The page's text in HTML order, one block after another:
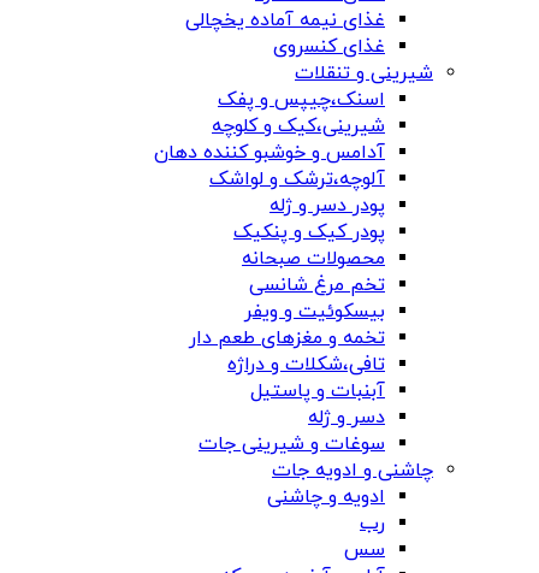
غذای نیمه آماده یخچالی
غذای کنسروی
شیرینی و تنقلات
اسنک،چیپس و پفک
شیرینی،کیک و کلوچه
آدامس و خوشبو کننده دهان
آلوچه،ترشک و لواشک
پودر دسر و ژله
پودر کیک و پنکیک
محصولات صبحانه
تخم مرغ شانسی
بیسکوئیت و ویفر
تخمه و مغزهای طعم دار
تافی،شکلات و دراژه
آبنبات و پاستیل
دسر و ژله
سوغات و شیرینی جات
چاشنی و ادویه جات
ادویه و چاشنی
رب
سس